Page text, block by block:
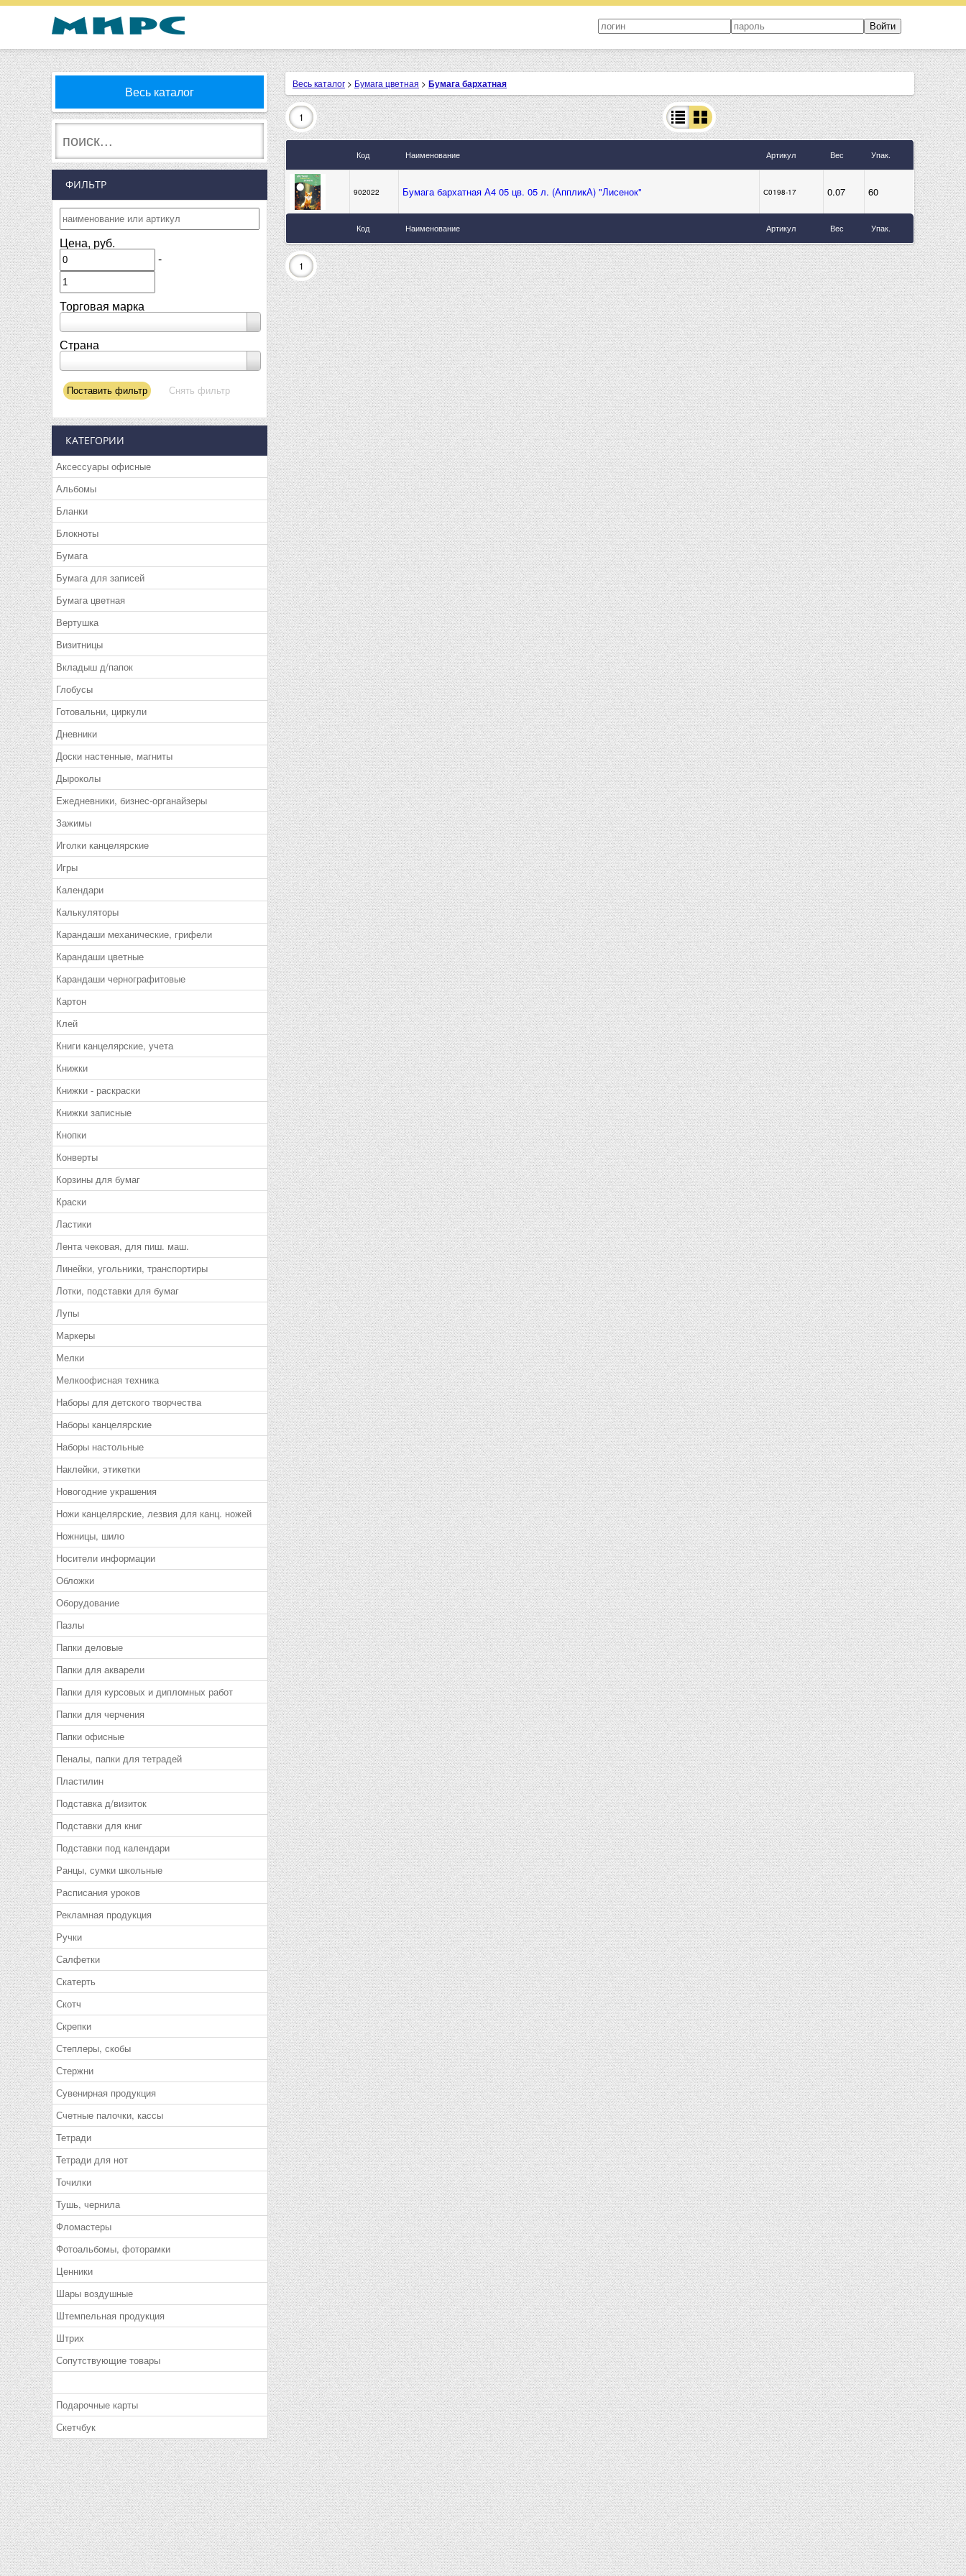
Весь каталог
ФИЛЬТР
Цена, руб.
-
Торговая марка
Страна
КАТЕГОРИИ
Аксессуары офисные
Альбомы
Бланки
Блокноты
Бумага
Бумага для записей
Бумага цветная
Вертушка
Визитницы
Вкладыш д/папок
Глобусы
Готовальни, циркули
Дневники
Доски настенные, магниты
Дыроколы
Ежедневники, бизнес-органайзеры
Зажимы
Иголки канцелярские
Игры
Календари
Калькуляторы
Карандаши механические, грифели
Карандаши цветные
Карандаши чернографитовые
Картон
Клей
Книги канцелярские, учета
Книжки
Книжки - раскраски
Книжки записные
Кнопки
Конверты
Корзины для бумаг
Краски
Ластики
Лента чековая, для пиш. маш.
Линейки, угольники, транспортиры
Лотки, подставки для бумаг
Лупы
Маркеры
Мелки
Мелкоофисная техника
Наборы для детского творчества
Наборы канцелярские
Наборы настольные
Наклейки, этикетки
Новогодние украшения
Ножи канцелярские, лезвия для канц. ножей
Ножницы, шило
Носители информации
Обложки
Оборудование
Пазлы
Папки деловые
Папки для акварели
Папки для курсовых и дипломных работ
Папки для черчения
Папки офисные
Пеналы, папки для тетрадей
Пластилин
Подставка д/визиток
Подставки для книг
Подставки под календари
Ранцы, сумки школьные
Расписания уроков
Рекламная продукция
Ручки
Салфетки
Скатерть
Скотч
Скрепки
Степлеры, скобы
Стержни
Сувенирная продукция
Счетные палочки, кассы
Тетради
Тетради для нот
Точилки
Тушь, чернила
Фломастеры
Фотоальбомы, фоторамки
Ценники
Шары воздушные
Штемпельная продукция
Штрих
Сопутствующие товары
Подарочные карты
Скетчбук
Весь каталог > Бумага цветная > Бумага бархатная
1
Код Наименование Артикул Вес Упак.
Код Наименование Артикул Вес Упак.
902022 Бумага бархатная А4 05 цв. 05 л. (АппликА) "Лисенок" С0198-17 0.07 60
1